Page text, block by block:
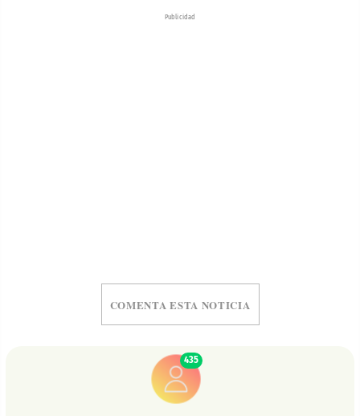
Publicidad
COMENTA ESTA NOTICIA
435